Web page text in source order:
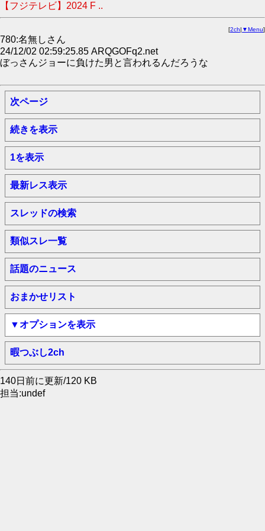
【フジテレビ】2024 F ..
[2ch| ▼Menu]
780:名無しさん
24/12/02 02:59:25.85 ARQGOFq2.net
ぼっさんジョーに負けた男と言われるんだろうな
次ページ
続きを表示
1を表示
最新レス表示
スレッドの検索
類似スレ一覧
話題のニュース
おまかせリスト
▼オプションを表示
暇つぶし2ch
140日前に更新/120 KB
担当:undef